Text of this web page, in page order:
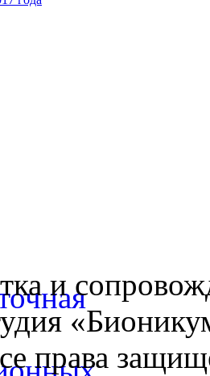
и
права